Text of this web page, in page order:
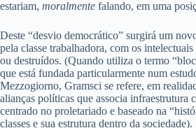
estariam, moralmente falando, em uma
Deste “desvio democrático” surgirá um
pela classe trabalhadora, com os
ou destruídos. (Quando utiliza o termo
que está fundada particularmente num
Mezzogiorno, Gramsci se refere, em
alianças políticas que associa infraestrutura
centrado no proletariado e baseado na
classes e sua estrutura dentro da sociedade).